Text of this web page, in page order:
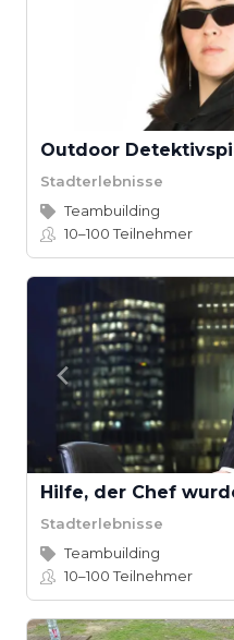
Outdoor
Stadterlebnisse
Teambuilding
10–100Teilnehmer
Hilfe, der Chef
Stadterlebnisse
Teambuilding
10–100Teilnehmer